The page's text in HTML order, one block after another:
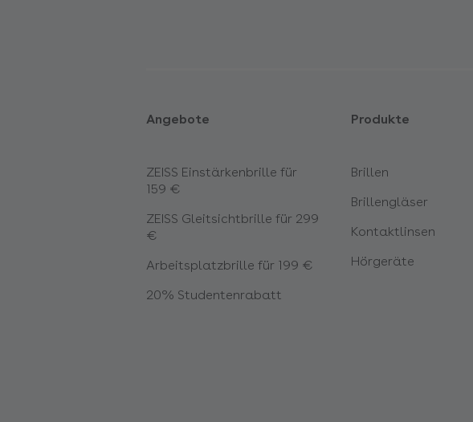
Angebote
ZEISS Einstärkenbrille für
159 €
ZEISS Gleitsichtbrille für 299
€
Arbeitsplatzbrille für 199 €
20% Studentenrabatt
Produkte
Brillen
Brillengläser
Kontaktlinsen
Hörgeräte